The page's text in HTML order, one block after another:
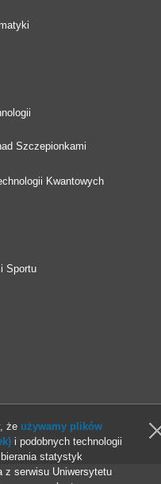
Szczepionkami
Kwantowych
Sportu
Gdański
że używamy plików
i podobnych technologii
statystyk
z serwisu Uniwersytetu